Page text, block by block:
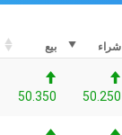
شراء بيع
50.250
50.350